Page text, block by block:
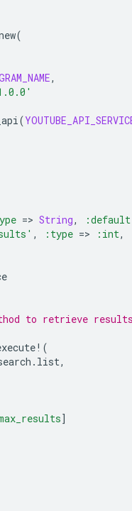
(
,
(
=> String,
:default
, :type => :int,
to retrieve
(
. list,
]